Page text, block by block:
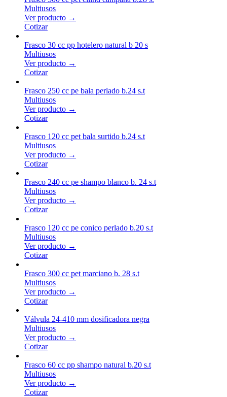
Multiusos
Ver producto →
Cotizar
Frasco 30 cc pp hotelero natural b 20 s
Multiusos
Ver producto →
Cotizar
Frasco 250 cc pe bala perlado b.24 s.t
Multiusos
Ver producto →
Cotizar
Frasco 120 cc pet bala surtido b.24 s.t
Multiusos
Ver producto →
Cotizar
Frasco 240 cc pe shampo blanco b. 24 s.t
Multiusos
Ver producto →
Cotizar
Frasco 120 cc pe conico perlado b.20 s.t
Multiusos
Ver producto →
Cotizar
Frasco 300 cc pet marciano b. 28 s.t
Multiusos
Ver producto →
Cotizar
Válvula 24-410 mm dosificadora negra
Multiusos
Ver producto →
Cotizar
Frasco 60 cc pp shampo natural b.20 s.t
Multiusos
Ver producto →
Cotizar